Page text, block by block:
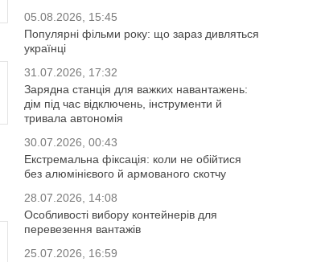
05.08.2026, 15:45
Популярні фільми року: що зараз дивляться
українці
31.07.2026, 17:32
Зарядна станція для важких навантажень:
дім під час відключень, інструменти й
тривала автономія
30.07.2026, 00:43
Екстремальна фіксація: коли не обійтися
без алюмінієвого й армованого скотчу
28.07.2026, 14:08
Особливості вибору контейнерів для
перевезення вантажів
25.07.2026, 16:59